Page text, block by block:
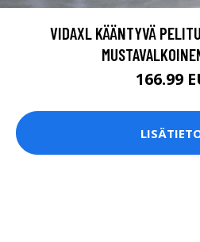
VIDAXL KÄÄNTYVÄ
166.99